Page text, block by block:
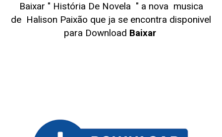
Baixar " História De Novela " a nova musica
de Halison Paixão que ja se encontra disponivel
para Download Baixar